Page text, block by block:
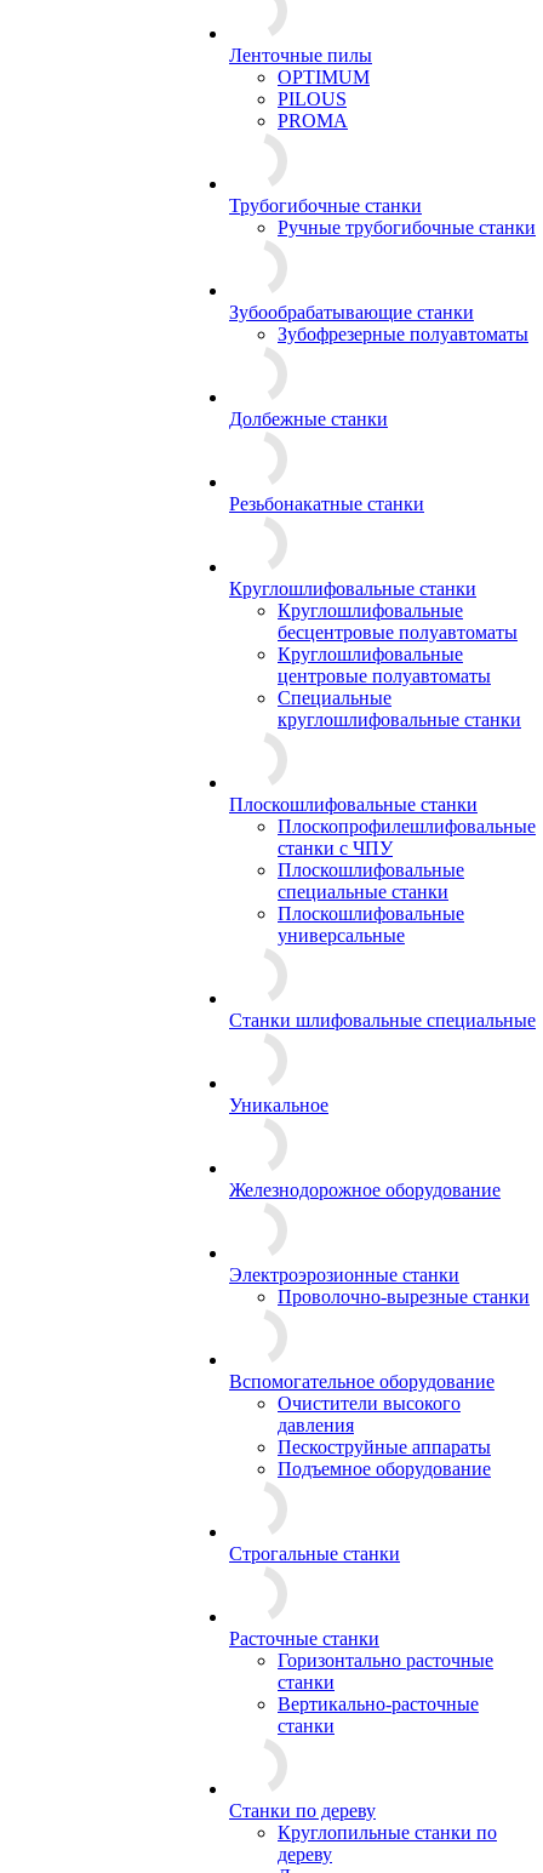
Ленточные пилы
OPTIMUM
PILOUS
PROMA
Трубогибочные станки
Ручные трубогибочные станки
Зубообрабатывающие станки
Зубофрезерные полуавтоматы
Долбежные станки
Резьбонакатные станки
Круглошлифовальные станки
Круглошлифовальные
бесцентровые полуавтоматы
Круглошлифовальные
центровые полуавтоматы
Специальные
круглошлифовальные станки
Плоскошлифовальные станки
Плоскопрофилешлифовальные
станки с ЧПУ
Плоскошлифовальные
специальные станки
Плоскошлифовальные
универсальные
Станки шлифовальные специальные
Уникальное
Железнодорожное оборудование
Электроэрозионные станки
Проволочно-вырезные станки
Вспомогательное оборудование
Очистители высокого
давления
Пескоструйные аппараты
Подъемное оборудование
Строгальные станки
Расточные станки
Горизонтально расточные
станки
Вертикально-расточные
станки
Станки по дереву
Круглопильные станки по
дереву